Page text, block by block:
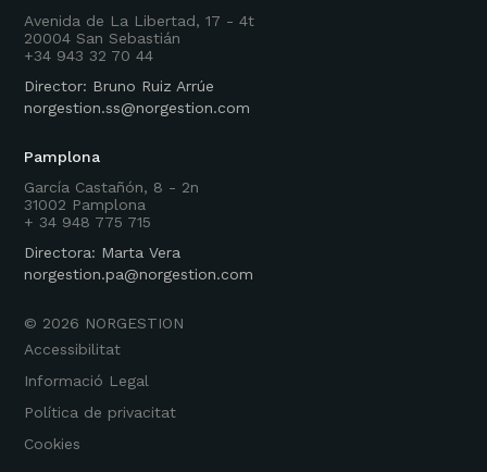
Avenida de La Libertad, 17 - 4t
20004 San Sebastián
+34 943 32 70 44
Director: Bruno Ruiz Arrúe
norgestion.ss@norgestion.com
Pamplona
García Castañón, 8 - 2n
31002 Pamplona
+ 34 948 775 715
Directora: Marta Vera
norgestion.pa@norgestion.com
Accessibilitat
Informació Legal
Política de privacitat
Cookies
© 2026 NORGESTION